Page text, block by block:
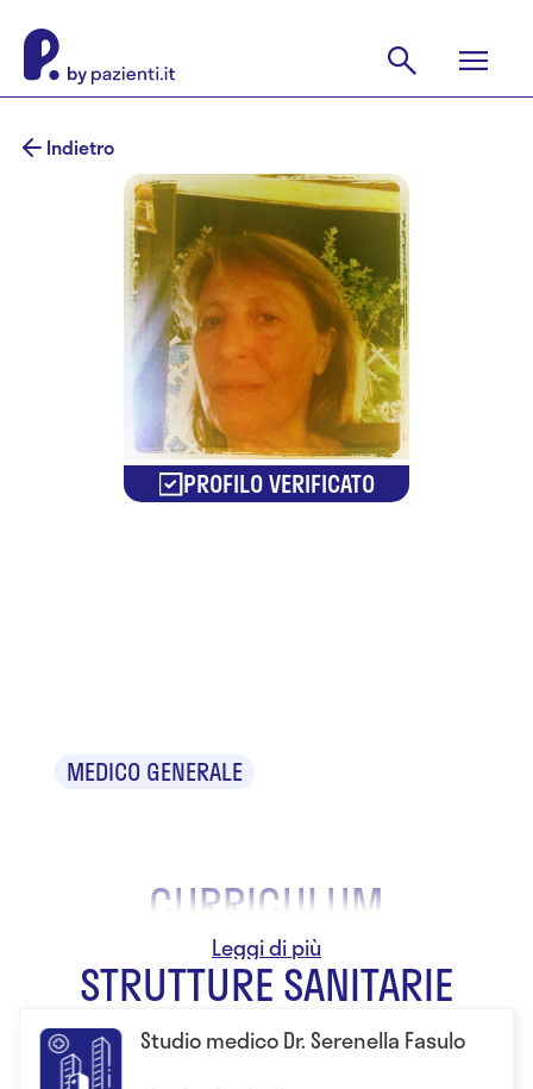
Indietro
PROFILO VERIFICATO
MEDICO GENERALE
CURRICULUM
mmg dal 1994 ,specialista in gastroenterologia
STRUTTURE SANITARIE
Studio medico Dr. Serenella Fasulo